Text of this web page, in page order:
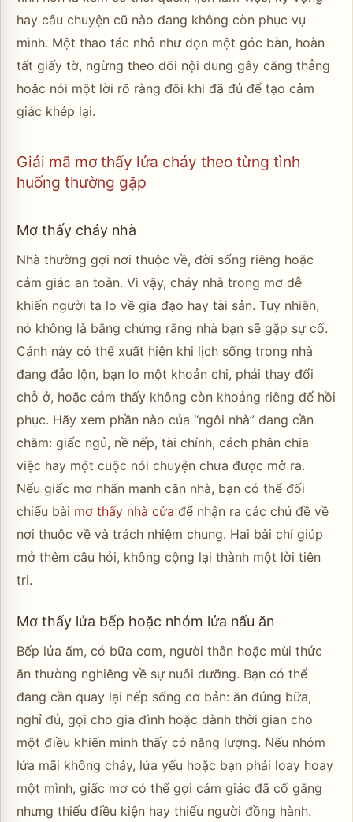
hay câu chuyện cũ nào đang không còn phục vụ
mình. Một thao tác nhỏ như dọn một góc bàn, hoàn
tất giấy tờ, ngừng theo dõi nội dung gây căng thẳng
hoặc nói một lời rõ ràng đôi khi đã đủ để tạo cảm
giác khép lại.
Giải mã mơ thấy lửa cháy theo từng tình
huống thường gặp
Mơ thấy cháy nhà
Nhà thường gợi nơi thuộc về, đời sống riêng hoặc
cảm giác an toàn. Vì vậy, cháy nhà trong mơ dễ
khiến người ta lo về gia đạo hay tài sản. Tuy nhiên,
nó không là bằng chứng rằng nhà bạn sẽ gặp sự cố.
Cảnh này có thể xuất hiện khi lịch sống trong nhà
đang đảo lộn, bạn lo một khoản chi, phải thay đổi
chỗ ở, hoặc cảm thấy không còn khoảng riêng để hồi
phục. Hãy xem phần nào của “ngôi nhà” đang cần
chăm: giấc ngủ, nề nếp, tài chính, cách phân chia
việc hay một cuộc nói chuyện chưa được mở ra.
Nếu giấc mơ nhấn mạnh căn nhà, bạn có thể đối
chiếu bài mơ thấy nhà cửa để nhận ra các chủ đề về
nơi thuộc về và trách nhiệm chung. Hai bài chỉ giúp
mở thêm câu hỏi, không cộng lại thành một lời tiên
tri.
Mơ thấy lửa bếp hoặc nhóm lửa nấu ăn
Bếp lửa ấm, có bữa cơm, người thân hoặc mùi thức
ăn thường nghiêng về sự nuôi dưỡng. Bạn có thể
đang cần quay lại nếp sống cơ bản: ăn đúng bữa,
nghỉ đủ, gọi cho gia đình hoặc dành thời gian cho
một điều khiến mình thấy có năng lượng. Nếu nhóm
lửa mãi không cháy, lửa yếu hoặc bạn phải loay hoay
một mình, giấc mơ có thể gợi cảm giác đã cố gắng
nhưng thiếu điều kiện hay thiếu người đồng hành.